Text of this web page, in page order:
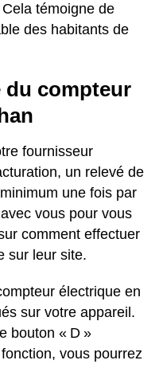
Cela témoigne de
des habitants de
du compteur
fournisseur
un relevé de
une fois par
vous pour vous
comment effectuer
sur leur site.
électrique en
sur votre appareil.
bouton « D »
vous pourrez